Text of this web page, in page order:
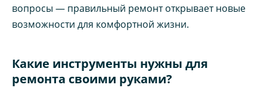
вопросы — правильный ремонт открывает новые
возможности для комфортной жизни.
Какие инструменты нужны для
ремонта своими руками?